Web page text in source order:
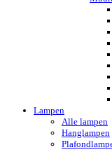
Lampen
Alle lampen
Hanglampen